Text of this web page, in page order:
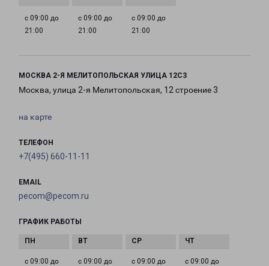
с 09:00 до
21:00
с 09:00 до
21:00
с 09:00 до
21:00
МОСКВА 2-Я МЕЛИТОПОЛЬСКАЯ УЛИЦА 12С3
Москва, улица 2-я Мелитопольская, 12 строение 3
на карте
ТЕЛЕФОН
+7(495) 660-11-11
EMAIL
pecom@pecom.ru
ГРАФИК РАБОТЫ
с 09:00 до
с 09:00 до
с 09:00 до
с 09:00 до